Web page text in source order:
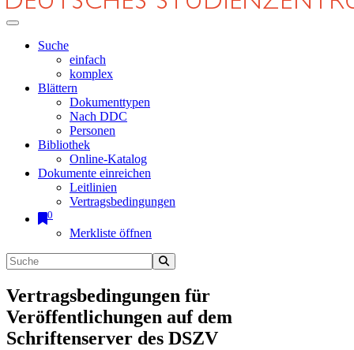
Suche
einfach
komplex
Blättern
Dokumenttypen
Nach DDC
Personen
Bibliothek
Online-Katalog
Dokumente einreichen
Leitlinien
Vertragsbedingungen
0
Merkliste öffnen
Vertragsbedingungen für
Veröffentlichungen auf dem
Schriftenserver des DSZV